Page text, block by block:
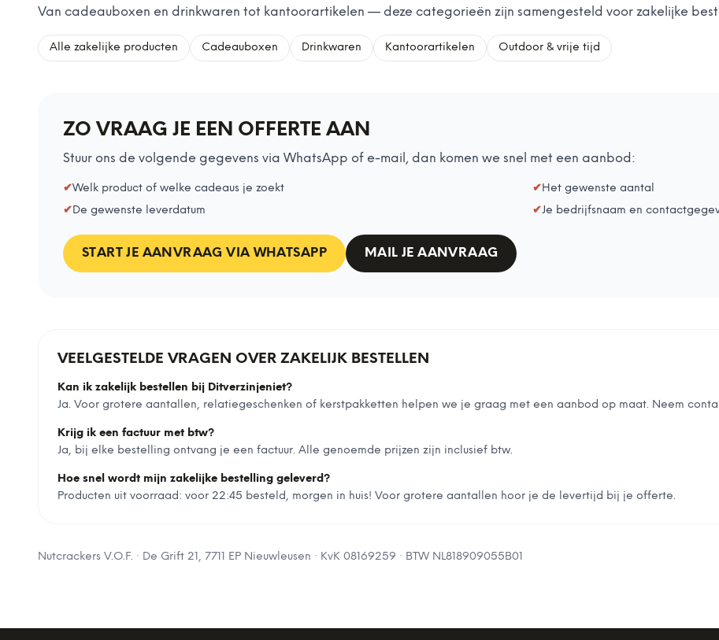
Van cadeauboxen en drinkwaren tot kantoorartikelen — deze categorieën zijn samengesteld voor zakelijke
Alle zakelijke producten Cadeauboxen Drinkwaren Kantoorartikelen Outdoor & vrije tijd
ZO VRAAG JE EEN OFFERTE AAN
Stuur ons de volgende gegevens via WhatsApp of e-mail, dan komen we snel met een aanbod:
✔Welk product of welke cadeaus je zoekt ✔Het gewenste aantal
✔De gewenste leverdatum ✔Je bedrijfsnaam en
START JE AANVRAAG VIA WHATSAPP MAIL JE AANVRAAG
VEELGESTELDE VRAGEN OVER ZAKELIJK BESTELLEN
Kan ik zakelijk bestellen bij Ditverzinjeniet?
Ja. Voor grotere aantallen, relatiegeschenken of kerstpakketten helpen we je graag met een aanbod op maat. Neem
Krijg ik een factuur met btw?
Ja, bij elke bestelling ontvang je een factuur. Alle genoemde prijzen zijn inclusief btw.
Hoe snel wordt mijn zakelijke bestelling geleverd?
Producten uit voorraad: voor 22:45 besteld, morgen in huis! Voor grotere aantallen hoor je de levertijd bij je offerte.
Nutcrackers V.O.F. · De Grift 21, 7711 EP Nieuwleusen · KvK 08169259 · BTW NL818909055B01